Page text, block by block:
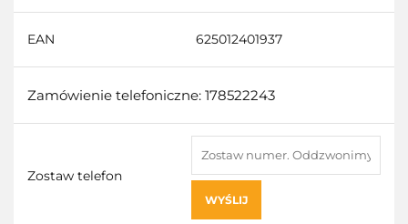
EAN 625012401937
Zamówienie telefoniczne: 178522243
Zostaw telefon
WYŚLIJ